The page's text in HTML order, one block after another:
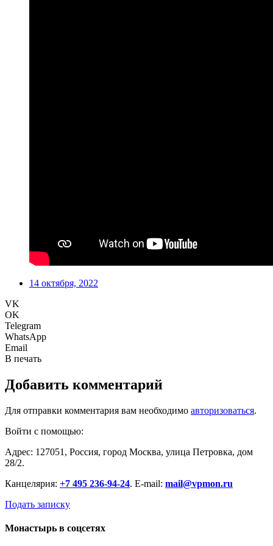
14 октября, 2022
VK
OK
Telegram
WhatsApp
Email
В печать
Добавить комментарий
Для отправки комментария вам необходимо авторизоваться.
Войти с помощью:
Адрес: 127051, Россия, город Москва, улица Петровка, дом
28/2.
Канцелярия: +7 495 236-94-24. E-mail: mail@vpmon.ru
Подать записку
Монастырь в соцсетях